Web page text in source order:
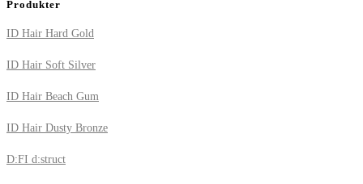
Produkter
ID Hair Hard Gold
ID Hair Soft Silver
ID Hair Beach Gum
ID Hair Dusty Bronze
D:FI d:struct